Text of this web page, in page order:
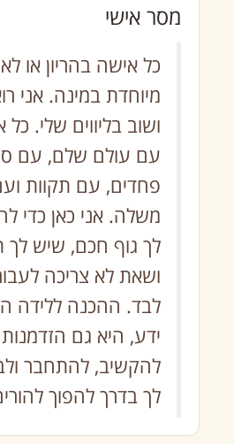
מסר אישי
כל אישה בהריון או
מיוחדת במינה. אני
ושוב בליווים שלי.
עם עולם שלם, עם
פחדים, עם תקוות
משלה. אני כאן כדי
לך גוף חכם, שיש לך
ושאת לא צריכה
לבד. ההכנה ללידה
ידע, היא גם
להקשיב, להתחבר
לך בדרך להפוך